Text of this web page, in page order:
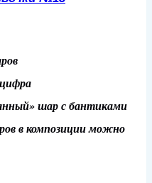
шар с бантиками
в композиции можно